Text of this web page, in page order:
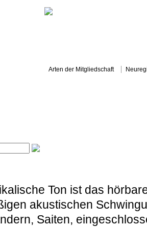
Arten der Mitgliedschaft
Ton ist das
akustischen
Saiten,